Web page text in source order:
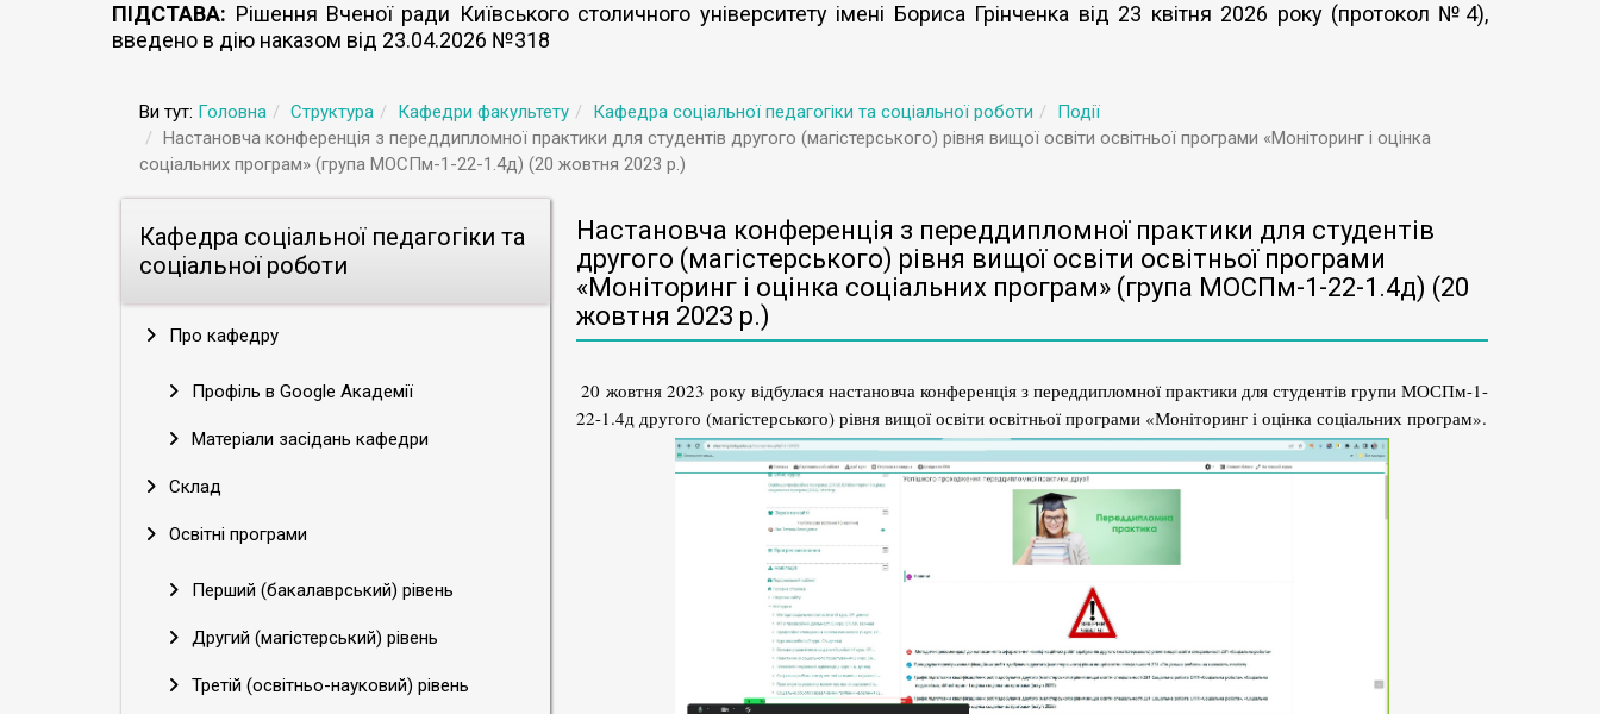
ПІДСТАВА: Рішення Вченої ради Київського столичного університету імені Бориса Грінченка від 23 квітня 2026 року (протокол №4),
введено в дію наказом від 23.04.2026 №318
Ви тут: Головна Структура Кафедри факультету Кафедра соціальної педагогіки та соціальної роботи
Події
Настановча конференція з переддипломної практики для студентів другого (магістерського) рівня вищої освіти освітньої програми «Моніторинг і оцінка
соціальних програм» (група МОСПм-1-22-1.4д) (20 жовтня 2023 р.)
Кафедра соціальної педагогіки та
соціальної роботи
Про кафедру
Профіль в Google Академії
Матеріали засідань кафедри
Склад
Освітні програми
Перший (бакалаврський) рівень
Другий (магістерський) рівень
Третій (освітньо-науковий) рівень
Настановча конференція з переддипломної практики для студентів
другого (магістерського) рівня вищої освіти освітньої програми
«Моніторинг і оцінка соціальних програм» (група МОСПм-1-22-1.4д) (20
жовтня 2023 р.)
20 жовтня 2023 року відбулася настановча конференція з переддипломної практики для студентів групи МОСПм-1-
22-1.4д другого (магістерського) рівня вищої освіти освітньої програми «Моніторинг і оцінка соціальних програм».